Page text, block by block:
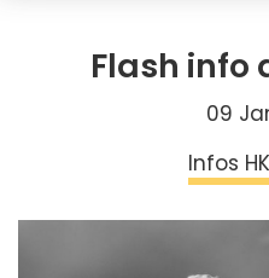
Flash info
09
Infos